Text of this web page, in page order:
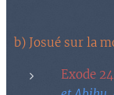
b) Josué sur la
Exode